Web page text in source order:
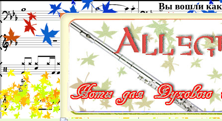
Вы вошли как